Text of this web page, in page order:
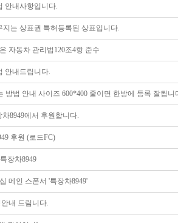
안내사항입니다.
지는 상표권 특허등록된 상표입니다.
자동차 관리법120조4항 준수
안내드립니다.
방법 안내 사이즈 600*400 줄이면 한방에 등록 잘됩니
8949에서 후원합니다.
후원 (로드FC)
장차8949
메인 스폰서 '특장차8949'
내 드림니다.